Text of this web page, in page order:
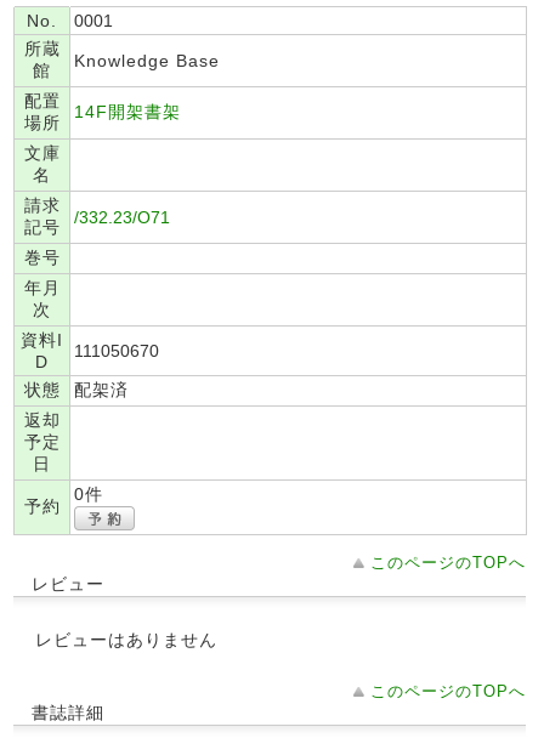
No.
0001
所蔵
館
Knowledge Base
配置
場所
14F開架書架
文庫
名
請求
記号
/332.23/O71
巻号
年月
次
資料I
D
111050670
状態
配架済
返却
予定
日
予約
0件
このページのTOPへ
レビュー
レビューはありません
このページのTOPへ
書誌詳細